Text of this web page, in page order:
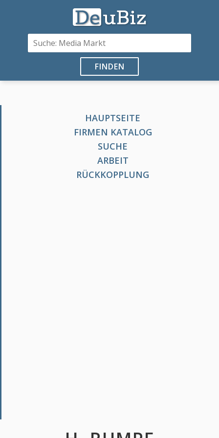
FINDEN
HAUPTSEITE
FIRMEN KATALOG
SUCHE
ARBEIT
RÜCKKOPPLUNG